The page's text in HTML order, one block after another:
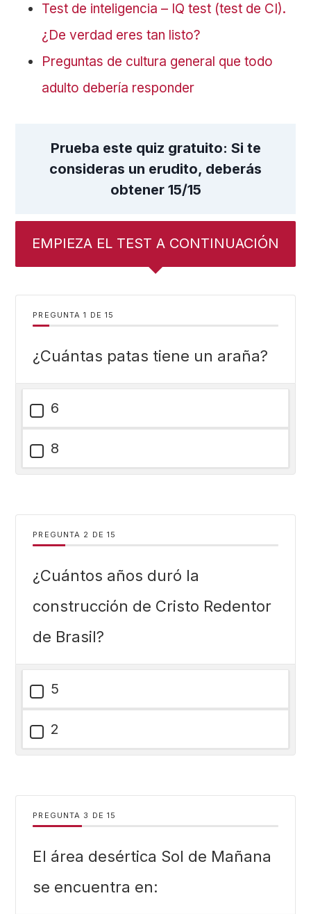
Test de inteligencia – IQ test (test de CI).
¿De verdad eres tan listo?
Preguntas de cultura general que todo
adulto debería responder
Prueba este quiz gratuito: Si te
consideras un erudito, deberás
obtener 15/15
EMPIEZA EL TEST A CONTINUACIÓN
PREGUNTA DE 15
¿Cuántas patas tiene un araña?
6
8
PREGUNTA DE 15
¿Cuántos años duró la
construcción de Cristo Redentor
de Brasil?
5
2
PREGUNTA DE 15
El área desértica Sol de Mañana
se encuentra en: